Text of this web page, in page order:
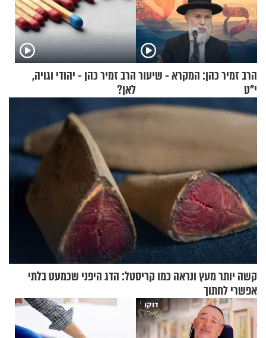
הרב זמיר כהן: המקרא - שיעור
י"ט
הרב זמיר כהן - יהודי וגויה,
לאן?
קשה יותר מעץ ונראה כמו קריסטל: הדג היפני שכמעט בלתי
אפשרי לחתוך